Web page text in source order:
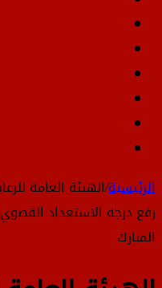
الرئيسية/الهيئة العامة
رفع درجة الاستعداد
المبارك